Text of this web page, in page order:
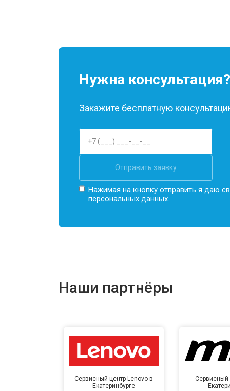
Нужна консультация?
Закажите бесплатную
Отправить заявку
Нажимая на кнопку отправить я даю
персональных данных.
Наши партнёры
Сервисный центр Lenovo в
Екатеринбурге
Сервисный